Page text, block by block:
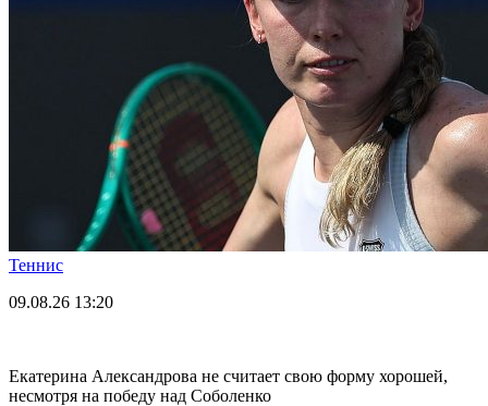
Теннис
09.08.26 13:20
Екатерина Александрова не считает свою форму хорошей,
несмотря на победу над Соболенко